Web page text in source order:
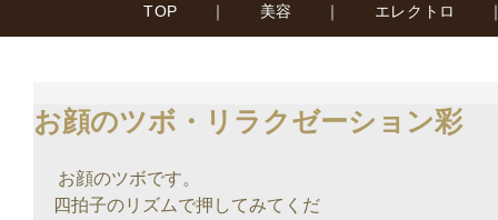
TOP ｜ 美容 ｜ エレクトロ
お顔のツボ・リラクゼーション彩
お顔のツボです。
四拍子のリズムで押してみてくだ